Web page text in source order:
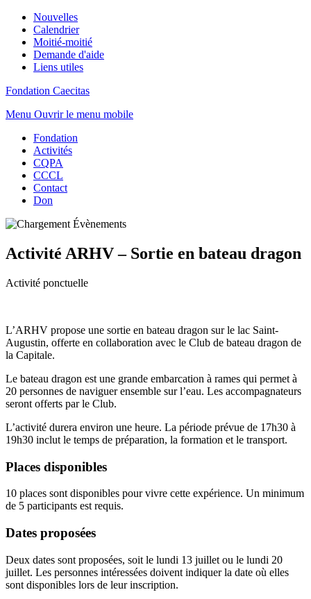
Nouvelles
Calendrier
Moitié-moitié
Demande d'aide
Liens utiles
Fondation Caecitas
Menu Ouvrir le menu mobile
Fondation
Activités
CQPA
CCCL
Contact
Don
Activité ARHV – Sortie en bateau dragon
Activité ponctuelle
L’ARHV propose une sortie en bateau dragon sur le lac Saint-
Augustin, offerte en collaboration avec le Club de bateau dragon de
la Capitale.
Le bateau dragon est une grande embarcation à rames qui permet à
20 personnes de naviguer ensemble sur l’eau. Les accompagnateurs
seront offerts par le Club.
L’activité durera environ une heure. La période prévue de 17h30 à
19h30 inclut le temps de préparation, la formation et le transport.
Places disponibles
10 places sont disponibles pour vivre cette expérience. Un minimum
de 5 participants est requis.
Dates proposées
Deux dates sont proposées, soit le lundi 13 juillet ou le lundi 20
juillet. Les personnes intéressées doivent indiquer la date où elles
sont disponibles lors de leur inscription.